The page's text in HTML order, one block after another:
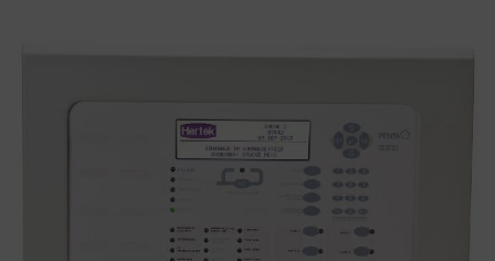
Fachportal Brandschutz
Karriere bei Hertek